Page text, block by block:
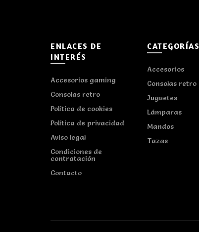
ENLACES DE
INTERÉS
Accesorios gaming
Consolas retro
Política de cookies
Política de privacidad
Aviso legal
Condiciones de
contratación
Contacto
CATEGORÍAS
Accesorios
Consolas retro
Juguetes
Lámparas
Mandos
Tazas